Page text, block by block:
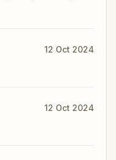
12 Oct 2024
12 Oct 2024